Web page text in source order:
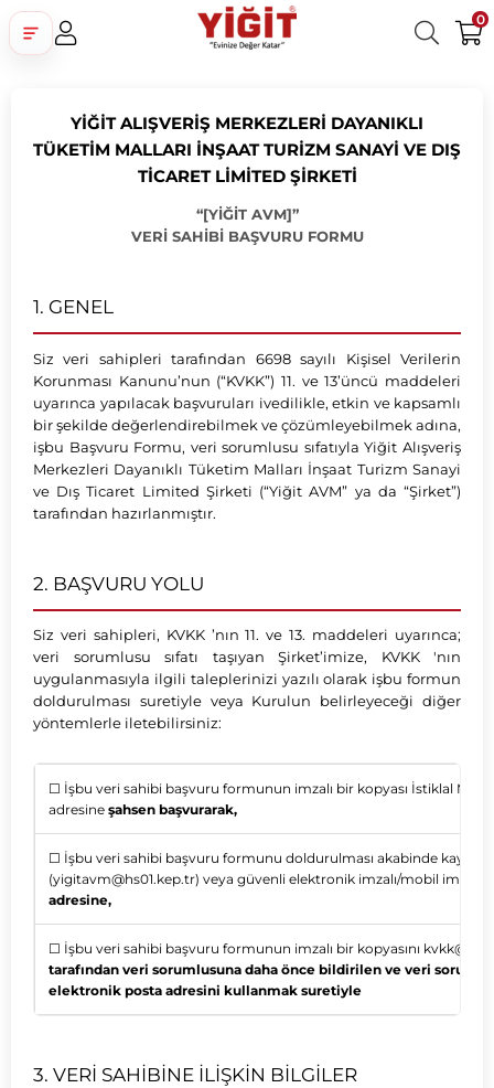
0
YİĞİT ALIŞVERİŞ MERKEZLERİ DAYANIKLI
TÜKETİM MALLARI İNŞAAT TURİZM SANAYİ VE DIŞ
TİCARET LİMİTED ŞİRKETİ
“[YİĞİT AVM]”
VERİ SAHİBİ BAŞVURU FORMU
1. GENEL
Siz veri sahipleri tarafından 6698 sayılı Kişisel Verilerin
Korunması Kanunu’nun (“KVKK”) 11. ve 13’üncü maddeleri
uyarınca yapılacak başvuruları ivedilikle, etkin ve kapsamlı
bir şekilde değerlendirebilmek ve çözümleyebilmek adına,
işbu Başvuru Formu, veri sorumlusu sıfatıyla Yiğit Alışveriş
Merkezleri Dayanıklı Tüketim Malları İnşaat Turizm Sanayi
ve Dış Ticaret Limited Şirketi (“Yiğit AVM” ya da “Şirket”)
tarafından hazırlanmıştır.
2. BAŞVURU YOLU
Siz veri sahipleri, KVKK ’nın 11. ve 13. maddeleri uyarınca;
veri sorumlusu sıfatı taşıyan Şirket’imize, KVKK 'nın
uygulanmasıyla ilgili taleplerinizi yazılı olarak işbu formun
doldurulması suretiyle veya Kurulun belirleyeceği diğer
yöntemlerle iletebilirsiniz:
☐ İşbu veri sahibi başvuru formunun imzalı bir kopyası İstiklal
adresine şahsen başvurarak,
☐ İşbu veri sahibi başvuru formunu doldurulması akabinde kayıtlı
(yigitavm@hs01.kep.tr) veya güvenli elektronik imzalı/mobil imzalı
adresine,
☐ İşbu veri sahibi başvuru formunun imzalı bir kopyasını
tarafından veri sorumlusuna daha önce bildirilen ve veri
elektronik posta adresini kullanmak suretiyle
3. VERİ SAHİBİNE İLİŞKİN BİLGİLER